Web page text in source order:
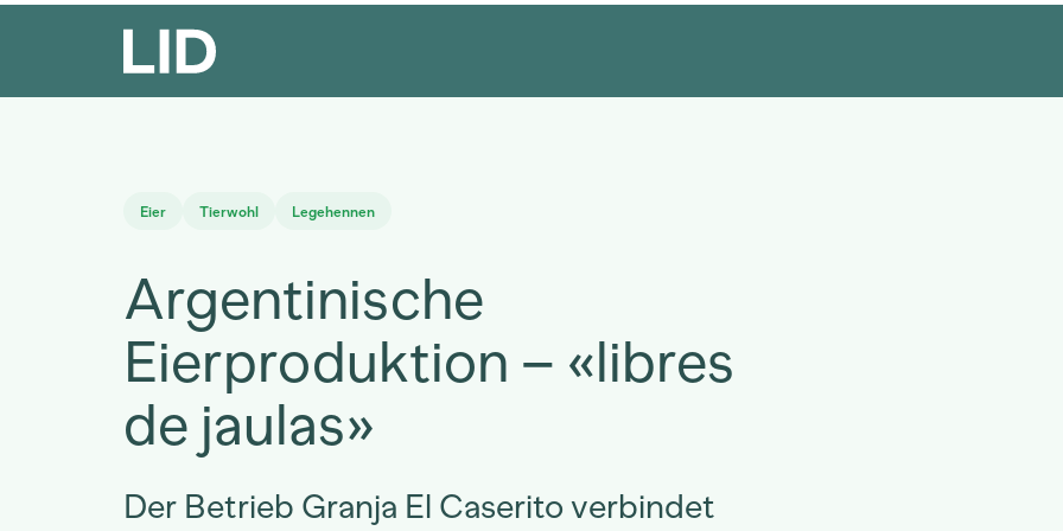
Eier Tierwohl Legehennen
Argentinische
Eierproduktion – «libres
de jaulas»
Der Betrieb Granja El Caserito verbindet